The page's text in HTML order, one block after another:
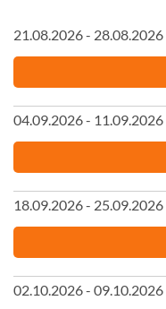
21.08.2026 - 28.08.2026
04.09.2026 - 11.09.2026
18.09.2026 - 25.09.2026
02.10.2026 - 09.10.2026